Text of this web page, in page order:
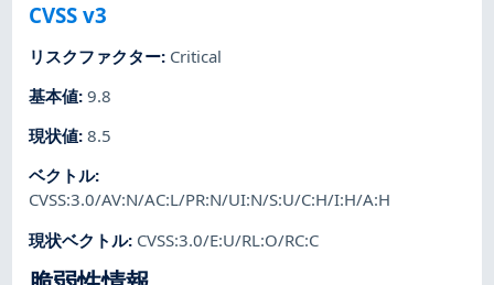
CVSS v3
リスクファクター: Critical
基本値:9.8
現状値:8.5
ベクトル:
CVSS:3.0/AV:N/AC:L/PR:N/UI:N/S:U/C:H/I:H/A:H
現状ベクトル: CVSS:3.0/E:U/RL:O/RC:C